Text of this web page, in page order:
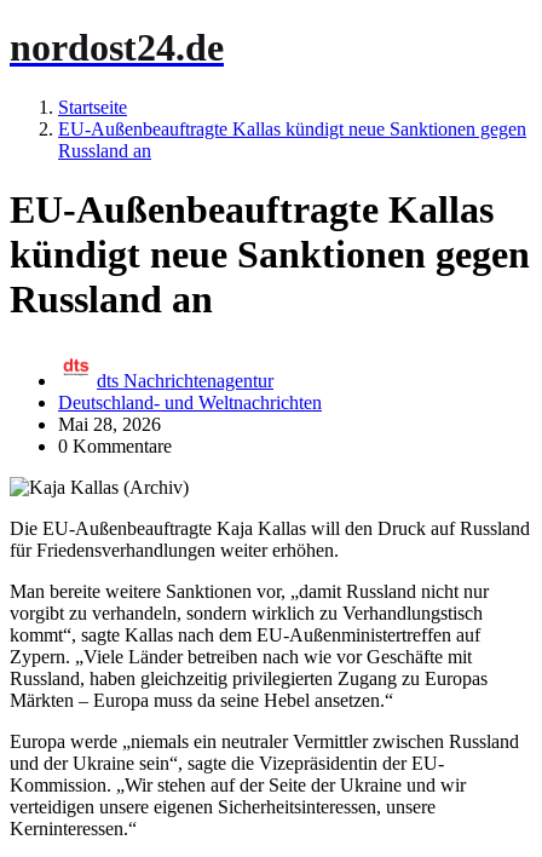
nordost24.de
Startseite
EU-Außenbeauftragte Kallas kündigt neue Sanktionen gegen
Russland an
EU-Außenbeauftragte Kallas
kündigt neue Sanktionen gegen
Russland an
dts Nachrichtenagentur
Deutschland- und Weltnachrichten
Mai 28, 2026
0 Kommentare
Die EU-Außenbeauftragte Kaja Kallas will den Druck auf Russland
für Friedensverhandlungen weiter erhöhen.
Man bereite weitere Sanktionen vor, „damit Russland nicht nur
vorgibt zu verhandeln, sondern wirklich zu Verhandlungstisch
kommt“, sagte Kallas nach dem EU-Außenministertreffen auf
Zypern. „Viele Länder betreiben nach wie vor Geschäfte mit
Russland, haben gleichzeitig privilegierten Zugang zu Europas
Märkten – Europa muss da seine Hebel ansetzen.“
Europa werde „niemals ein neutraler Vermittler zwischen Russland
und der Ukraine sein“, sagte die Vizepräsidentin der EU-
Kommission. „Wir stehen auf der Seite der Ukraine und wir
verteidigen unsere eigenen Sicherheitsinteressen, unsere
Kerninteressen.“